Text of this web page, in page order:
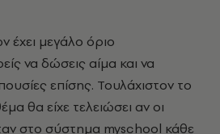
έχει μεγάλο όριο
να δώσεις αίμα και να
επίσης. Τουλάχιστον το
θα είχε τελειώσει αν οι
στο σύστημα myschool κάθε